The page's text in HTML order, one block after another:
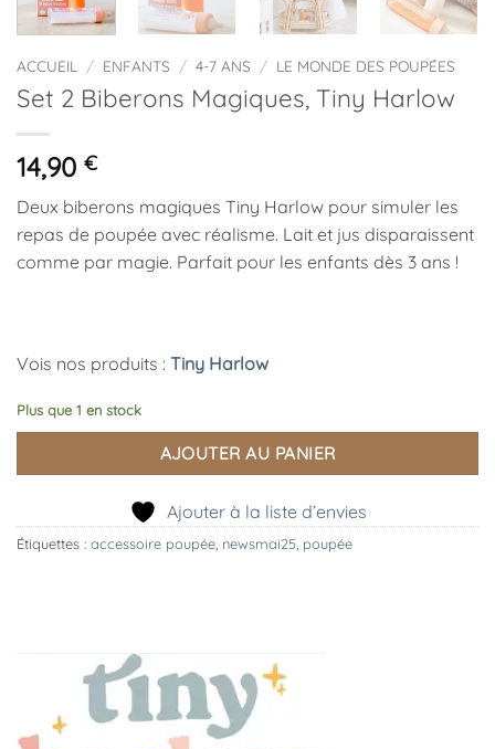
ACCUEIL / ENFANTS / 4-7 ANS / LE MONDE DES POUPÉES
Set 2 Biberons Magiques, Tiny Harlow
14,90 €
Deux biberons magiques Tiny Harlow pour simuler les
repas de poupée avec réalisme. Lait et jus disparaissent
comme par magie. Parfait pour les enfants dès 3 ans !
Vois nos produits : Tiny Harlow
Plus que 1 en stock
AJOUTER AU PANIER
Ajouter à la liste d’envies
Étiquettes : accessoire poupée, newsmai25, poupée